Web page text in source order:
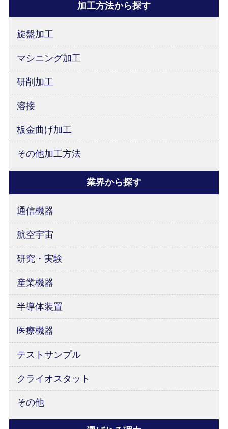
加工方法から探す
旋盤加工
マシニング加工
研削加工
溶接
板金曲げ加工
その他加工方法
業界から探す
通信機器
航空宇宙
研究・実験
産業機器
半導体装置
医療機器
テストサンプル
クライオスタット
その他